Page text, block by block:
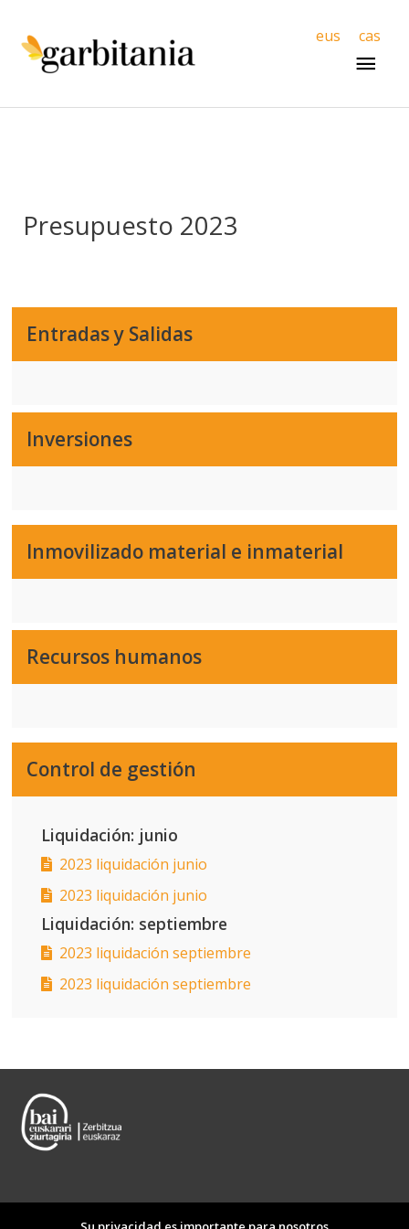
eus cas
Presupuesto 2023
Entradas y Salidas
Inversiones
Inmovilizado material e inmaterial
Recursos humanos
Control de gestión
Liquidación: junio
2023 liquidación junio
2023 liquidación junio
Liquidación: septiembre
2023 liquidación septiembre
2023 liquidación septiembre